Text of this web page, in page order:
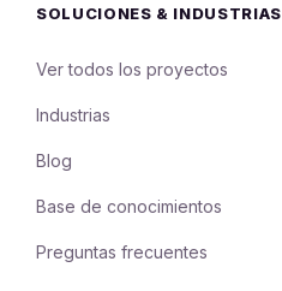
SOLUCIONES & INDUSTRIAS
Ver todos los proyectos
Industrias
Blog
Base de conocimientos
Preguntas frecuentes